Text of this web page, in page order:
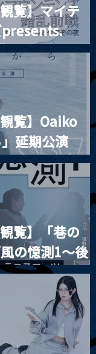
覧】マイテ
presents.
覧】Oaiko
延期公演
× 17歳
覧】「巷の
の憶測1～後
ティック
テニスコー